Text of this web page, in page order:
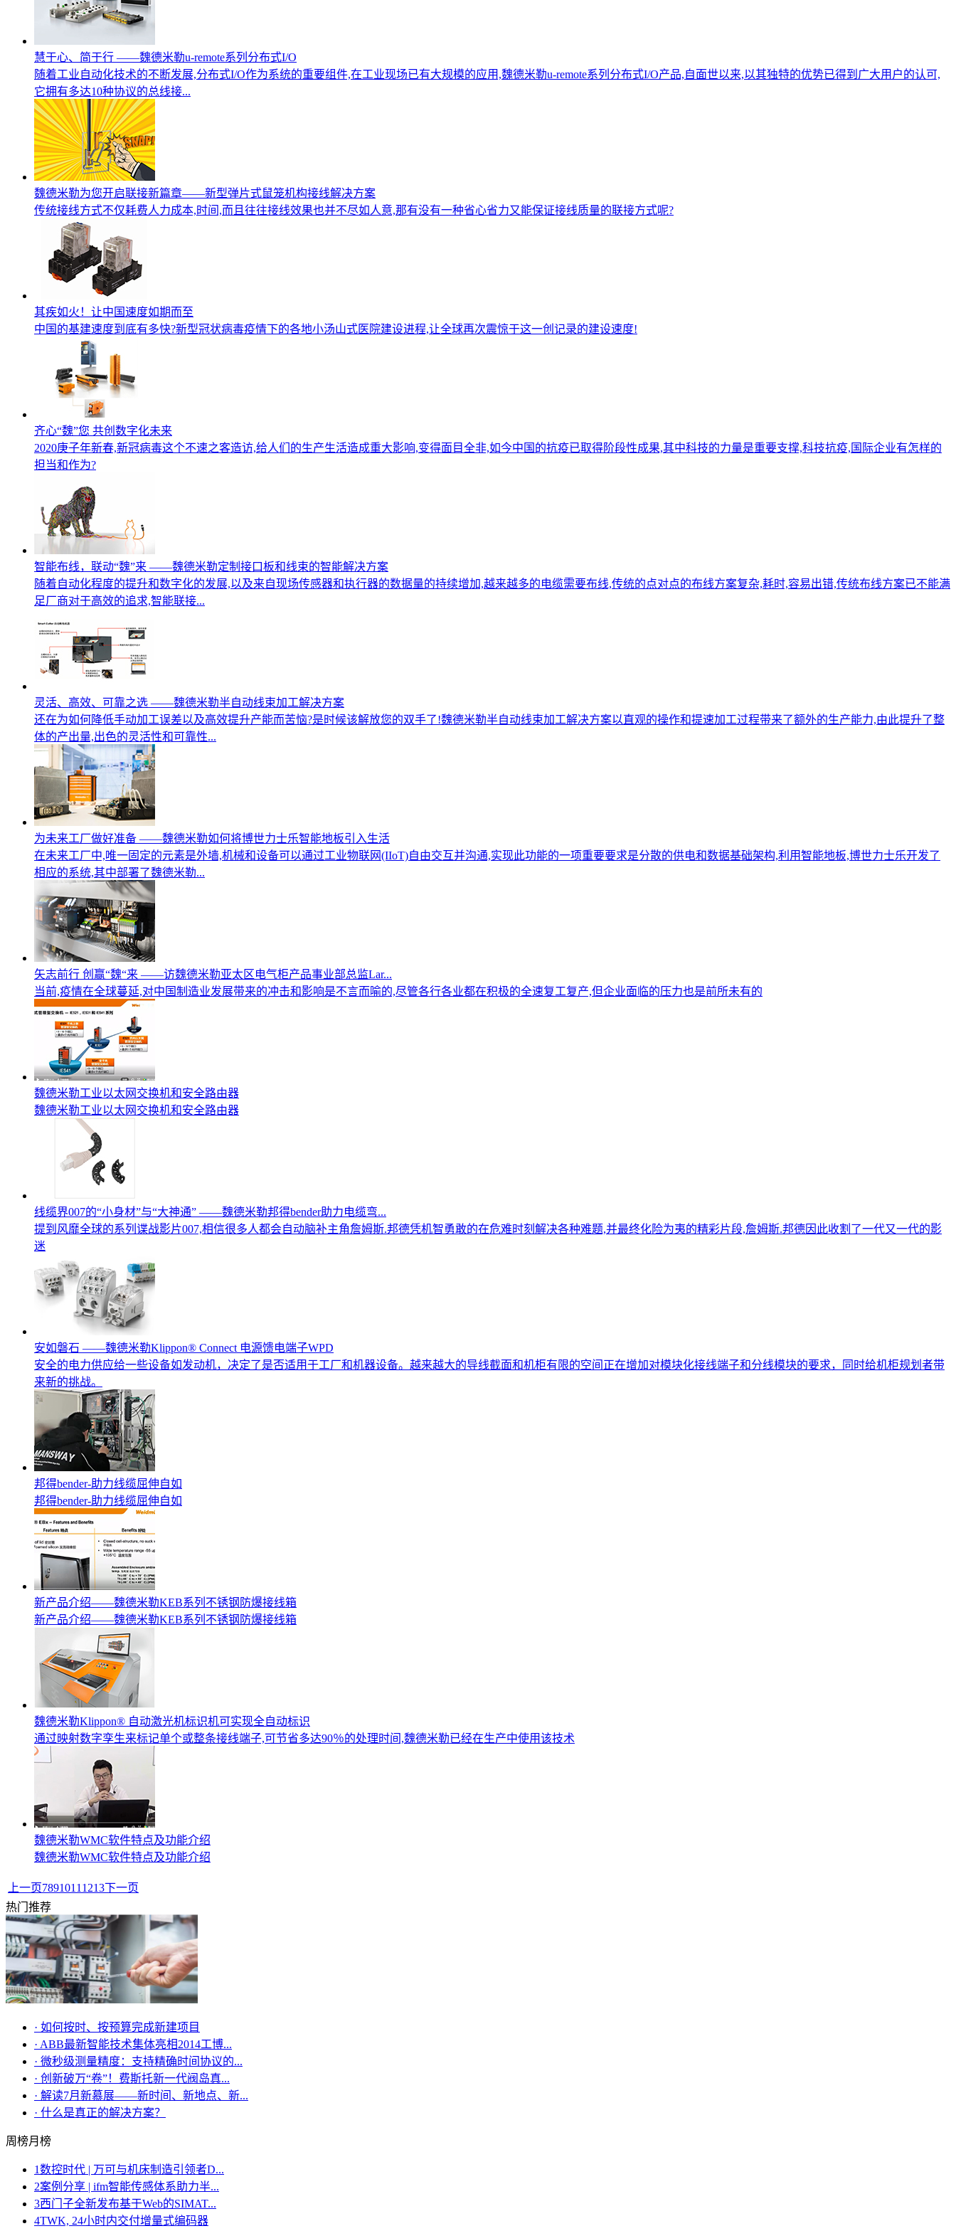
慧于心、简于行 ——魏德米勒u-remote系列分布式I/O
随着工业自动化技术的不断发展,分布式I/O作为系统的重要组件,在工业现场已有大规模的应用,魏德米勒u-remote系列分布式I/O产品,自面世以来,以其独特的优势已得到广大用户的认可,
它拥有多达10种协议的总线接...
魏德米勒为您开启联接新篇章——新型弹片式鼠笼机构接线解决方案
传统接线方式不仅耗费人力成本,时间,而且往往接线效果也并不尽如人意,那有没有一种省心省力又能保证接线质量的联接方式呢?
其疾如火！让中国速度如期而至
中国的基建速度到底有多快?新型冠状病毒疫情下的各地小汤山式医院建设进程,让全球再次震惊于这一创记录的建设速度!
齐心“魏”您 共创数字化未来
2020庚子年新春,新冠病毒这个不速之客造访,给人们的生产生活造成重大影响,变得面目全非,如今中国的抗疫已取得阶段性成果,其中科技的力量是重要支撑,科技抗疫,国际企业有怎样的
担当和作为?
智能布线，联动“魏”来 ——魏德米勒定制接口板和线束的智能解决方案
随着自动化程度的提升和数字化的发展,以及来自现场传感器和执行器的数据量的持续增加,越来越多的电缆需要布线,传统的点对点的布线方案复杂,耗时,容易出错,传统布线方案已不能满
足厂商对于高效的追求,智能联接...
灵活、高效、可靠之选 ——魏德米勒半自动线束加工解决方案
还在为如何降低手动加工误差以及高效提升产能而苦恼?是时候该解放您的双手了!魏德米勒半自动线束加工解决方案以直观的操作和提速加工过程带来了额外的生产能力,由此提升了整
体的产出量,出色的灵活性和可靠性...
为未来工厂做好准备 ——魏德米勒如何将博世力士乐智能地板引入生活
在未来工厂中,唯一固定的元素是外墙,机械和设备可以通过工业物联网(IIoT)自由交互并沟通,实现此功能的一项重要要求是分散的供电和数据基础架构,利用智能地板,博世力士乐开发了
相应的系统,其中部署了魏德米勒...
矢志前行 创赢“魏“来 ——访魏德米勒亚太区电气柜产品事业部总监Lar...
当前,疫情在全球蔓延,对中国制造业发展带来的冲击和影响是不言而喻的,尽管各行各业都在积极的全速复工复产,但企业面临的压力也是前所未有的
魏德米勒工业以太网交换机和安全路由器
魏德米勒工业以太网交换机和安全路由器
线缆界007的“小身材”与“大神通” ——魏德米勒邦得bender助力电缆弯...
提到风靡全球的系列谍战影片007,相信很多人都会自动脑补主角詹姆斯.邦德凭机智勇敢的在危难时刻解决各种难题,并最终化险为夷的精彩片段,詹姆斯.邦德因此收割了一代又一代的影
迷
安如磐石 ——魏德米勒Klippon® Connect 电源馈电端子WPD
安全的电力供应给一些设备如发动机，决定了是否适用于工厂和机器设备。越来越大的导线截面和机柜有限的空间正在增加对模块化接线端子和分线模块的要求，同时给机柜规划者带
来新的挑战。
邦得bender-助力线缆屈伸自如
邦得bender-助力线缆屈伸自如
新产品介绍——魏德米勒KEB系列不锈钢防爆接线箱
新产品介绍——魏德米勒KEB系列不锈钢防爆接线箱
魏德米勒Klippon® 自动激光机标识机可实现全自动标识
通过映射数字孪生来标记单个或整条接线端子,可节省多达90％的处理时间,魏德米勒已经在生产中使用该技术
魏德米勒WMC软件特点及功能介绍
魏德米勒WMC软件特点及功能介绍
上一页7891011 1213下一页
热门推荐
· 如何按时、按预算完成新建项目
· ABB最新智能技术集体亮相2014工博...
· 微秒级测量精度：支持精确时间协议的...
· 创新破万“卷”！费斯托新一代阀岛真...
· 解读7月新慕展——新时间、新地点、新...
· 什么是真正的解决方案？
周榜月榜
1数控时代 | 万可与机床制造引领者D...
2案例分享 | ifm智能传感体系助力半...
3西门子全新发布基于Web的SIMAT...
4TWK, 24小时内交付增量式编码器